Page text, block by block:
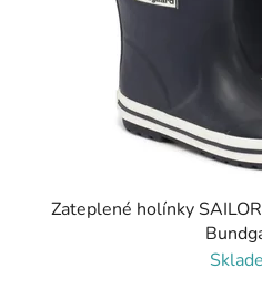
Zateplené holínky